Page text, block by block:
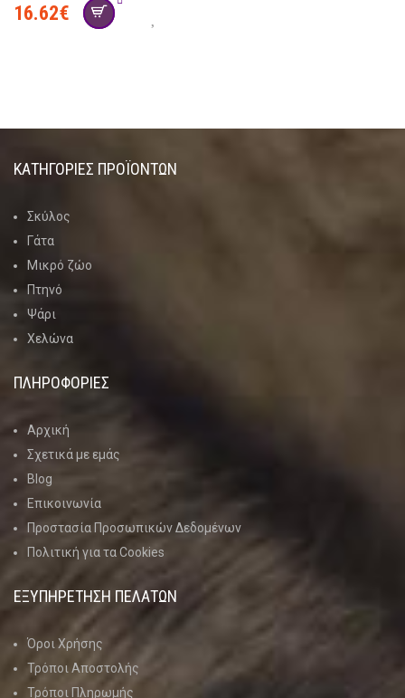
16.62€
ΚΑΤΗΓΟΡΊΕΣ ΠΡΟΪΌΝΤΩΝ
Σκύλος
Γάτα
Μικρό ζώο
Πτηνό
Ψάρι
Χελώνα
ΠΛΗΡΟΦΟΡΙΕΣ
Αρχική
Σχετικά με εμάς
Blog
Επικοινωνία
Προστασία Προσωπικών Δεδομένων
Πολιτική για τα Cookies
ΕΞΥΠΗΡΕΤΗΣΗ ΠΕΛΑΤΩΝ
Όροι Χρήσης
Τρόποι Αποστολής
Τρόποι Πληρωμής